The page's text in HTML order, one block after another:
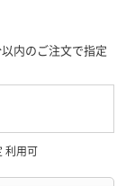
以内のご注文で指定
利用可